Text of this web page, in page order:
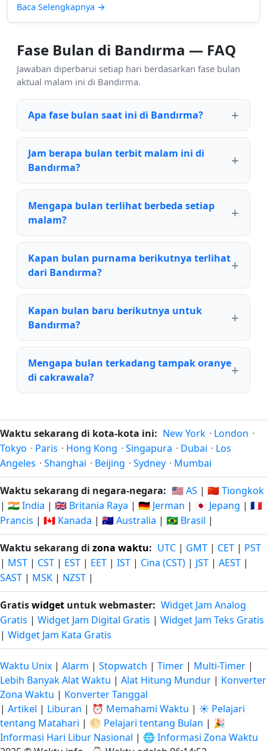
Baca Selengkapnya →
Fase Bulan di Bandırma — FAQ
Jawaban diperbarui setiap hari berdasarkan fase bulan
aktual malam ini di Bandırma.
Apa fase bulan saat ini di Bandırma?
Jam berapa bulan terbit malam ini di
Bandırma?
Mengapa bulan terlihat berbeda setiap
malam?
Kapan bulan purnama berikutnya terlihat
dari Bandırma?
Kapan bulan baru berikutnya untuk
Bandırma?
Mengapa bulan terkadang tampak oranye
di cakrawala?
Waktu sekarang di kota-kota ini: New York · London ·
Tokyo · Paris · Hong Kong · Singapura · Dubai · Los
Angeles · Shanghai · Beijing · Sydney · Mumbai
Waktu sekarang di negara-negara: 🇺🇸 AS | 🇨🇳 Tiongkok
| 🇮🇳 India | 🇬🇧 Britania Raya | 🇩🇪 Jerman | 🇯🇵 Jepang | 🇫🇷
Prancis | 🇨🇦 Kanada | 🇦🇺 Australia | 🇧🇷 Brasil |
Waktu sekarang di zona waktu: UTC | GMT | CET | PST
| MST | CST | EST | EET | IST | Cina (CST) | JST | AEST |
SAST | MSK | NZST |
Gratiswidget untuk webmaster: Widget Jam Analog
Gratis | Widget Jam Digital Gratis | Widget Jam Teks Gratis
| Widget Jam Kata Gratis
Waktu Unix | Alarm | Stopwatch | Timer | Multi-Timer |
Lebih Banyak Alat Waktu | Alat Hitung Mundur | Konverter
Zona Waktu | Konverter Tanggal
| Artikel | Liburan | ⏰ Memahami Waktu | ☀️ Pelajari
tentang Matahari | 🌕 Pelajari tentang Bulan | 🎉
Informasi Hari Libur Nasional | 🌐 Informasi Zona Waktu